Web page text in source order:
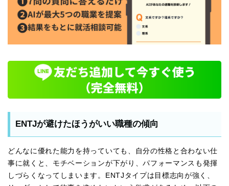
ENTJが避けたほうがいい職種の傾向
どんなに優れた能力を持っていても、自分の性格と合わない仕
事に就くと、モチベーションが下がり、パフォーマンスも発揮
しづらくなってしまいます。ENTJタイプは目標志向が強く、